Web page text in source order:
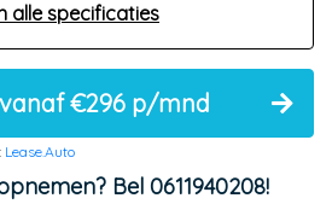
alle specificaties
€296 p/mnd
Lease.Auto
Bel 0611940208!